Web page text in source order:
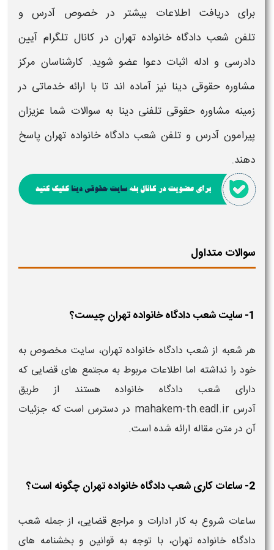
برای دریافت اطلاعات بیشتر در خصوص آدرس و
تلفن شعب دادگاه خانواده تهران در کانال تلگرام آیین
دادرسی و ادله اثبات دعوا عضو شوید. کارشناسان مرکز
مشاوره حقوقی دینا نیز آماده اند تا با ارائه خدماتی در
زمینه مشاوره حقوقی تلفنی دینا به سوالات شما عزیزان
پیرامون آدرس و تلفن شعب دادگاه خانواده تهران پاسخ
دهند.
سوالات متداول
1- سایت شعب دادگاه خانواده تهران چیست؟
هر شعبه از شعب دادگاه خانواده تهران، سایت مخصوص به
خود را نداشته اما اطلاعات مربوط به مجتمع های قضایی که
دارای شعب دادگاه خانواده هستند از طریق
آدرس mahakem-th.eadl.ir در دسترس است که جزئیات
آن در متن مقاله ارائه شده است.
2- ساعات کاری شعب دادگاه خانواده تهران چگونه است؟
ساعات شروع به کار ادارات و مراجع قضایی، از جمله شعب
دادگاه خانواده تهران، با توجه به قوانین و بخشنامه های